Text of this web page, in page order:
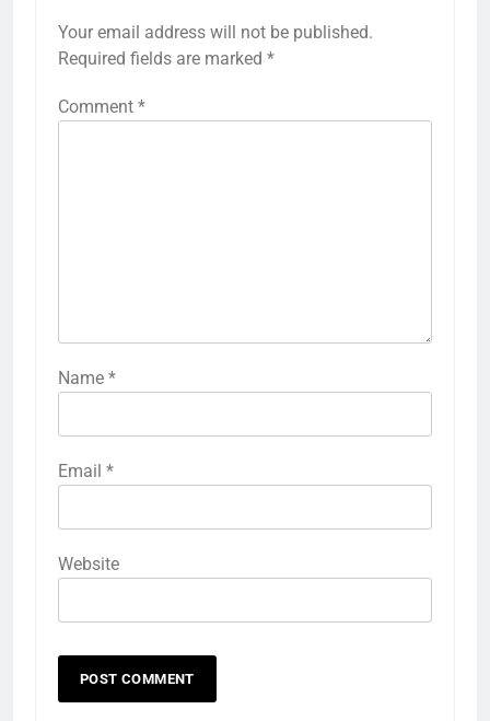
Your email address will not be published.
Required fields are marked *
Comment *
Name *
Email *
Website